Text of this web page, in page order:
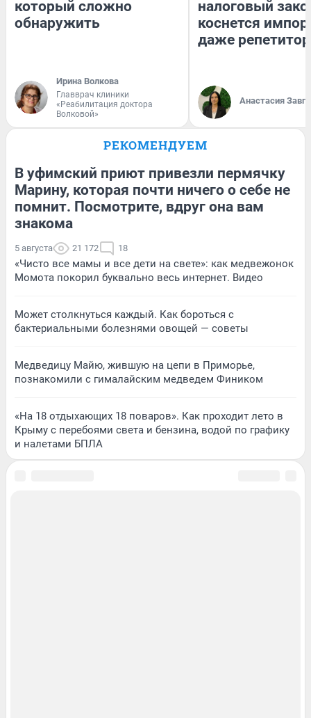
который сложно
обнаружить
Ирина Волкова
Главврач клиники
«Реабилитация доктора
Волковой»
налоговый
коснется
даже
Анастасия
РЕКОМЕНДУЕМ
В уфимский приют привезли пермячку
Марину, которая почти ничего о себе не
помнит. Посмотрите, вдруг она вам
знакома
5 августа 21 172 18
«Чисто все мамы и все дети на свете»: как медвежонок
Момота покорил буквально весь интернет. Видео
Может столкнуться каждый. Как бороться с
бактериальными болезнями овощей — советы
Медведицу Майю, жившую на цепи в Приморье,
познакомили с гималайским медведем Фиником
«На 18 отдыхающих 18 поваров». Как проходит лето в
Крыму с перебоями света и бензина, водой по графику
и налетами БПЛА